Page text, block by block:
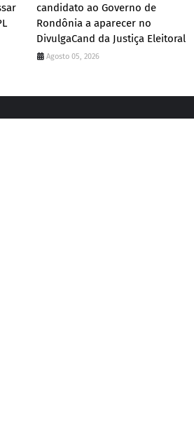
candidato ao Governo de
Rondônia a aparecer no
DivulgaCand da Justiça Eleitoral
Agosto 05, 2026